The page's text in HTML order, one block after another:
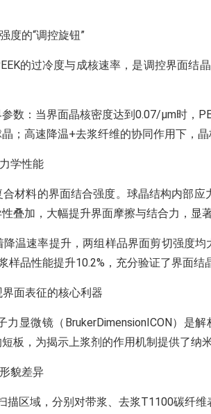
度的“调控旋钮”
的过冷度与成核速率，是调控界面结
数：当界面晶核密度达到0.07/μm时，
；高速降温+去浆纤维的协同作用下，
学性能
材料的界面结合强度。球晶结构内部应
叠加，大幅提升界面摩擦与结合力，显
温速率提升，两组样品界面剪切强度
样品性能提升10.2%，充分验证了界面结
面表征的核心利器
显微镜（BrukerDimensionICON）是
板，为揭示上浆剂的作用机制提供了纳
貌差异
区域，分别对带浆、去浆T1100碳纤